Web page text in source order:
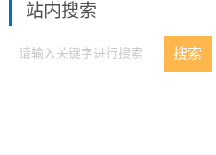
站内搜索